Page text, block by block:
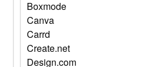
Boxmode
Canva
Carrd
Create.net
Design.com